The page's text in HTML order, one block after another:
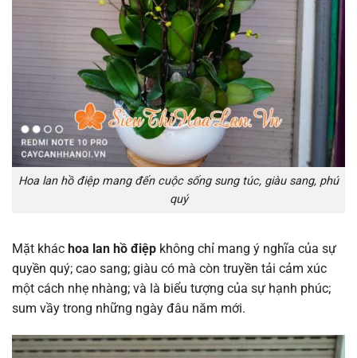
Hoa lan hồ điệp mang đến cuộc sống sung túc, giàu sang, phú
quý
Mặt khác hoa lan hồ điệp không chỉ mang ý nghĩa của sự
quyền quý; cao sang; giàu có mà còn truyền tải cảm xúc
một cách nhẹ nhàng; và là biểu tượng của sự hạnh phúc;
sum vầy trong những ngày đâu năm mới.